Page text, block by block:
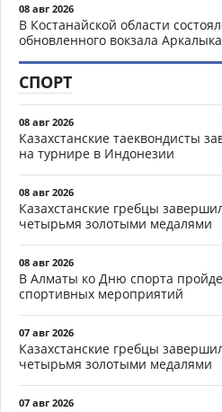
08 авг 2026
В Костанайской области
обновленного вокзала Аркалыка
СПОРТ
08 авг 2026
Казахстанские таеквондисты
на турнире в Индонезии
08 авг 2026
Казахстанские гребцы
четырьмя золотыми медалями
08 авг 2026
В Алматы ко Дню спорта
спортивных мероприятий
07 авг 2026
Казахстанские гребцы
четырьмя золотыми медалями
07 авг 2026